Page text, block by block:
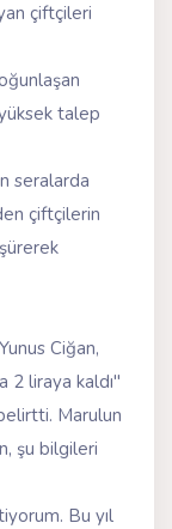
çiftçileri
talep
seralarda
çiftçilerin
Ciğan,
2 liraya kaldı"
belirtti. Marulun
şu bilgileri
Bu yıl